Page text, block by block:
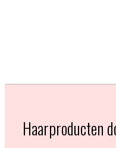
Haarproducten